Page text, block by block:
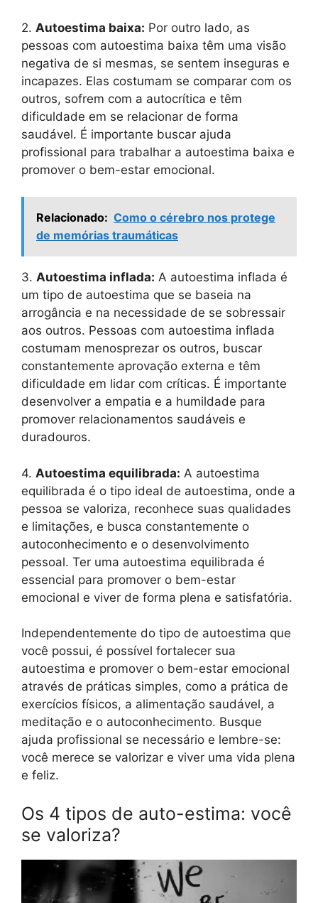
2. Autoestima baixa: Por outro lado, as
pessoas com autoestima baixa têm uma visão
negativa de si mesmas, se sentem inseguras e
incapazes. Elas costumam se comparar com os
outros, sofrem com a autocrítica e têm
dificuldade em se relacionar de forma
saudável. É importante buscar ajuda
profissional para trabalhar a autoestima baixa e
promover o bem-estar emocional.
Relacionado: Como o cérebro nos protege
de memórias traumáticas
3. Autoestima inflada: A autoestima inflada é
um tipo de autoestima que se baseia na
arrogância e na necessidade de se sobressair
aos outros. Pessoas com autoestima inflada
costumam menosprezar os outros, buscar
constantemente aprovação externa e têm
dificuldade em lidar com críticas. É importante
desenvolver a empatia e a humildade para
promover relacionamentos saudáveis e
duradouros.
4. Autoestima equilibrada: A autoestima
equilibrada é o tipo ideal de autoestima, onde a
pessoa se valoriza, reconhece suas qualidades
e limitações, e busca constantemente o
autoconhecimento e o desenvolvimento
pessoal. Ter uma autoestima equilibrada é
essencial para promover o bem-estar
emocional e viver de forma plena e satisfatória.
Independentemente do tipo de autoestima que
você possui, é possível fortalecer sua
autoestima e promover o bem-estar emocional
através de práticas simples, como a prática de
exercícios físicos, a alimentação saudável, a
meditação e o autoconhecimento. Busque
ajuda profissional se necessário e lembre-se:
você merece se valorizar e viver uma vida plena
e feliz.
Os 4 tipos de auto-estima: você
se valoriza?